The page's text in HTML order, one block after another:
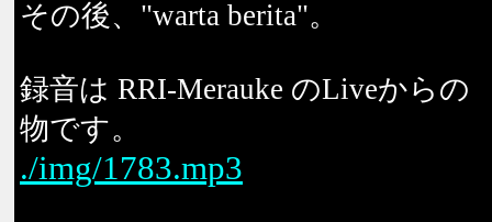
その後、"warta berita"。
録音は RRI-Merauke のLiveからの
物です。
./img/1783.mp3